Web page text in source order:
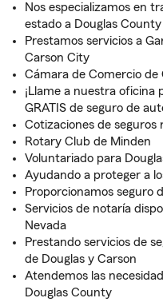
Nos especializamos en
estado a Douglas County
Prestamos servicios a
Carson City
Cámara de Comercio de
¡Llame a nuestra oficina
GRATIS de seguro de
Cotizaciones de seguros
Rotary Club de Minden
Voluntariado para
Ayudando a proteger a
Proporcionamos seguro
Servicios de notaría
Nevada
Prestando servicios de
de Douglas y Carson
Atendemos las
Douglas County